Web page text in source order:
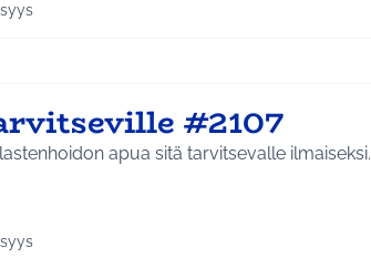
Hyvinvointi ja yhteisöllisyys
#2107
apua sitä tarvitsevalle ilmaiseksi.
Hyvinvointi ja yhteisöllisyys